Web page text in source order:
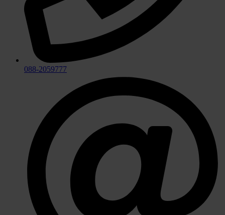
088-2059777